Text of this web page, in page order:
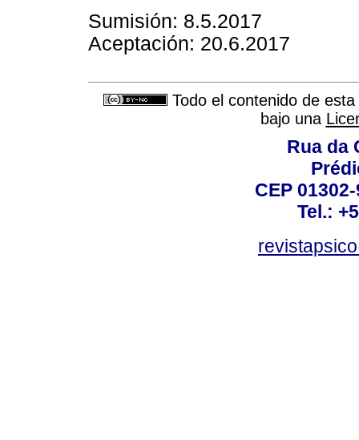
Sumisión: 8.5.2017
Aceptación: 20.6.2017
Todo el contenido de
bajo una
Rua da
CEP
Tel.: